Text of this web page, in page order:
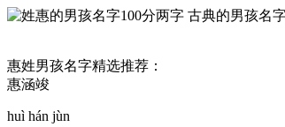
惠姓男孩名字精选推荐：
惠涵竣
huì hán jùn